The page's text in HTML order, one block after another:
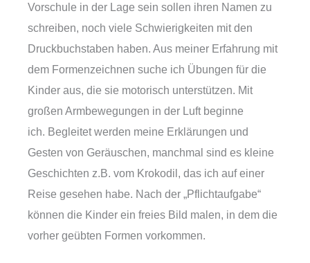
Vorschule in der Lage sein sollen ihren Namen zu
schreiben, noch viele Schwierigkeiten mit den
Druckbuchstaben haben. Aus meiner Erfahrung mit
dem Formenzeichnen suche ich Übungen für die
Kinder aus, die sie motorisch unterstützen. Mit
großen Armbewegungen in der Luft beginne
ich. Begleitet werden meine Erklärungen und
Gesten von Geräuschen, manchmal sind es kleine
Geschichten z.B. vom Krokodil, das ich auf einer
Reise gesehen habe. Nach der „Pflichtaufgabe“
können die Kinder ein freies Bild malen, in dem die
vorher geübten Formen vorkommen.